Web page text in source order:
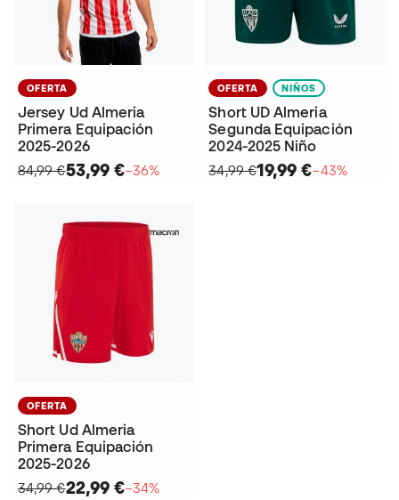
OFERTA
Jersey Ud Almeria
Primera Equipación
2025-2026
84,99 €53,99 €−36%
OFERTA NIÑOS
Short UD Almeria
Segunda Equipación
2024-2025 Niño
34,99 €19,99 €−43%
OFERTA
Short Ud Almeria
Primera Equipación
2025-2026
34,99 €22,99 €−34%